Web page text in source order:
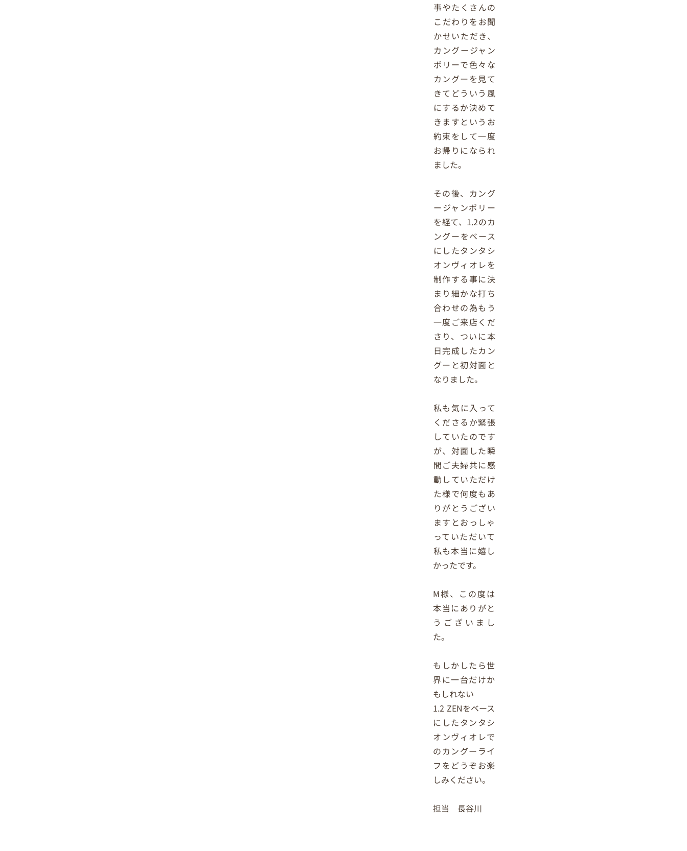
事やたくさんの
こだわりをお聞
かせいただき、
カングージャン
ボリーで色々な
カングーを見て
きてどういう風
にするか決めて
きますというお
約束をして一度
お帰りになられ
ました。
その後、カング
ージャンボリー
を経て、1.2のカ
ングーをベース
にしたタンタシ
オンヴィオレを
制作する事に決
まり細かな打ち
合わせの為もう
一度ご来店くだ
さり、ついに本
日完成したカン
グーと初対面と
なりました。
私も気に入って
くださるか緊張
していたのです
が、対面した瞬
間ご夫婦共に感
動していただけ
た様で何度もあ
りがとうござい
ますとおっしゃ
っていただいて
私も本当に嬉し
かったです。
M様、この度は
本当にありがと
うございまし
た。
もしかしたら世
界に一台だけか
もしれない
1.2 ZENをベース
にしたタンタシ
オンヴィオレで
のカングーライ
フをどうぞお楽
しみください。
担当 長谷川